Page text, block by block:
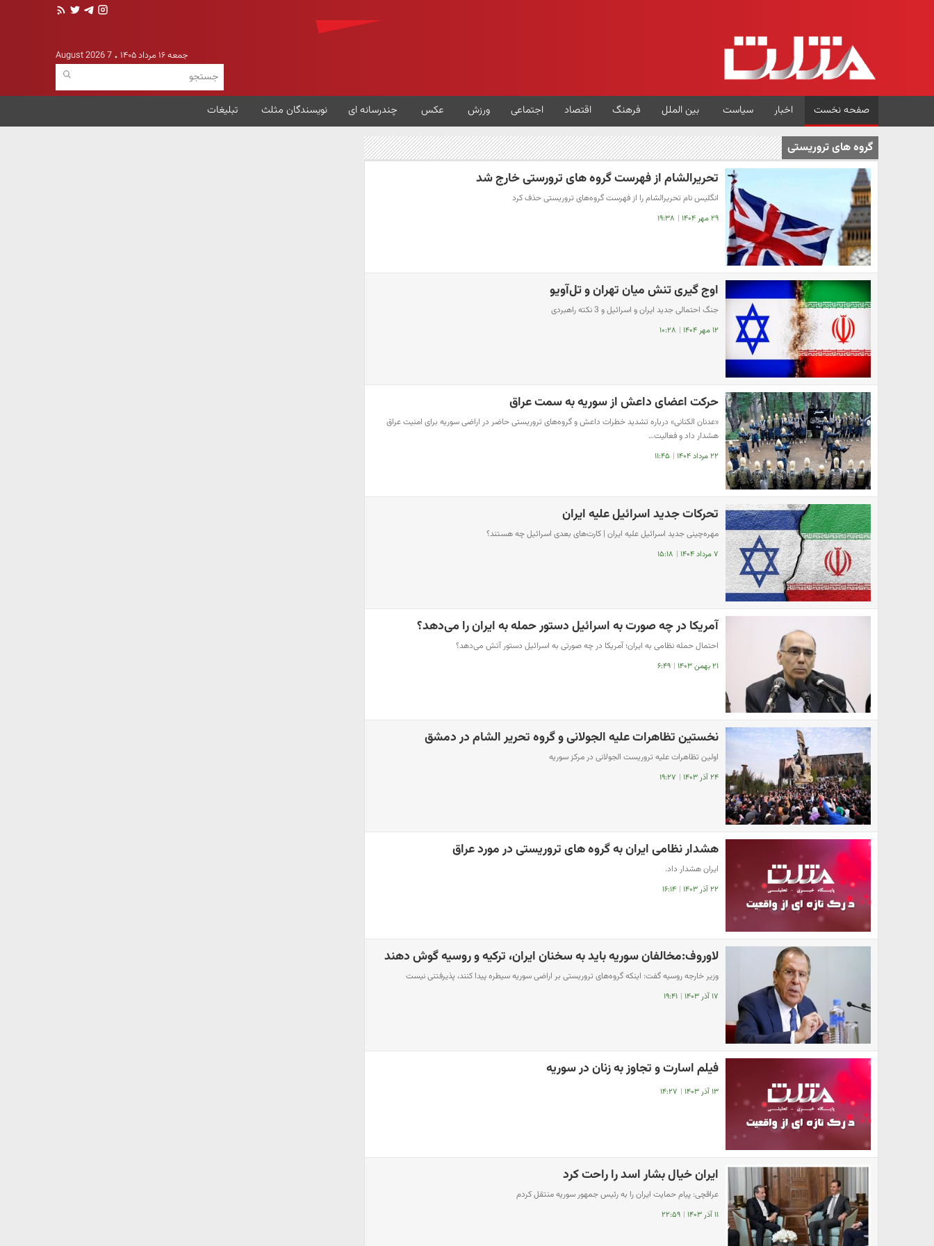
جمعه ۱۶ مرداد ۱۴۰۵ 7 August 2026
صفحه نخست اخبار سیاست بین الملل فرهنگ اقتصاد اجتماعی ورزش عکس چندرسانه ای نویسندگان مثلث تبلیغات
گروه های تروریستی
تحریرالشام از فهرست گروه های ترورستی خارج شد
انگلیس نام تحریرالشام را از فهرست گروه‌های تروریستی حذف کرد
۲۹ مهر ۱۴۰۴ | ۱۹:۳۸
اوج گیری تنش میان تهران و تل‌آویو
جنگ احتمالی جدید ایران و اسرائیل و 3 نکته راهبردی
۱۲ مهر ۱۴۰۴ | ۱۰:۲۸
حرکت اعضای داعش از سوریه به سمت عراق
«عدنان الکنانی» درباره تشدید خطرات داعش و گروه‌های تروریستی حاضر در اراضی سوریه برای امنیت عراق
هشدار داد و فعالیت…
۲۲ مرداد ۱۴۰۴ | ۱۱:۴۵
تحرکات جدید اسرائیل علیه ایران
مهره‌چینی جدید اسرائیل علیه ایران | کارت‌های بعدی اسرائیل چه هستند؟
۷ مرداد ۱۴۰۴ | ۱۵:۱۸
آمریکا در چه صورت به اسرائیل دستور حمله به ایران را می‌دهد؟
احتمال حمله نظامی به ایران؛ آمریکا در چه صورتی به اسرائیل دستور آتش می‌دهد؟
۲۱ بهمن ۱۴۰۳ | ۶:۴۹
نخستین تظاهرات علیه الجولانی و گروه تحریر الشام در دمشق
اولین تظاهرات علیه تروریست الجولانی در مرکز سوریه
۲۴ آذر ۱۴۰۳ | ۱۹:۲۷
هشدار نظامی ایران به گروه های تروریستی در مورد عراق
ایران هشدار داد.
۲۲ آذر ۱۴۰۳ | ۱۶:۱۴
لاوروف:مخالفان سوریه باید به سخنان ایران، ترکیه و روسیه گوش دهند
وزیر خارجه روسیه گفت: اینکه گروه‌های تروریستی بر اراضی سوریه سیطره پیدا کنند، پذیرفتنی نیست
۱۷ آذر ۱۴۰۳ | ۱۹:۴۱
فیلم اسارت و تجاوز به زنان در سوریه
۱۳ آذر ۱۴۰۳ | ۱۴:۲۷
ایران خیال بشار اسد را راحت کرد
عراقچی: پیام حمایت ایران را به رئیس جمهور سوریه منتقل کردم
۱۱ آذر ۱۴۰۳ | ۲۲:۵۹